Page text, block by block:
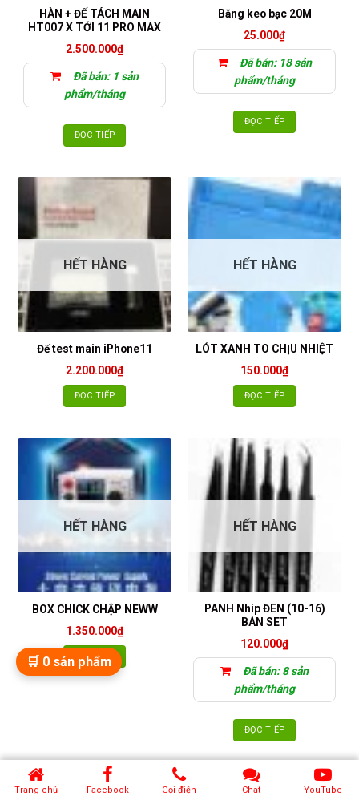
HÀN + ĐẾ TÁCH MAIN
HT007 X TỚI 11 PRO MAX
2.500.000₫
Đã bán: 1 sản
phẩm/tháng
ĐỌC TIẾP
Băng keo bạc 20M
25.000₫
Đã bán: 18 sản
phẩm/tháng
ĐỌC TIẾP
HẾT HÀNG
Đế test main iPhone11
2.200.000₫
ĐỌC TIẾP
HẾT HÀNG
LÓT XANH TO CHỊU NHIỆT
150.000₫
ĐỌC TIẾP
HẾT HÀNG
BOX CHICK CHẬP NEWW
1.350.000₫
ĐỌC TIẾP
HẾT HÀNG
PANH Nhíp ĐEN (10-16)
BÁN SET
120.000₫
Đã bán: 8 sản
phẩm/tháng
ĐỌC TIẾP
Trang chủ Facebook Gọi điện Chat YouTube
🛒 0 sản phẩm